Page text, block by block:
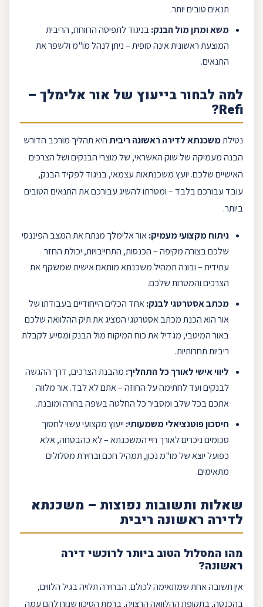
תנאים טובים יותר.
משא ומתן מול הבנק:בניגוד לתפיסה הרווחת, הריבית
המוצעת ראשונית אינה סופית – ניתן לנהל מו"מ ולשפר את
התנאים.
למה לבחור בייעוץ של אור אלימלך –
Refi
?
נטילתמשכנתא לדירה ראשונה ריביתהיא תהליך מורכב הדורש
הבנה מעמיקה של שוק האשראי, של מוצרי הבנקים ושל הצרכים
האישיים שלכם. יועץ משכנתאות עצמאי, בניגוד לפקיד הבנק,
עובד עבורכם בלבד – ומטרתו להשיג עבורכם את התנאים הטובים
ביותר.
ניתוח מקצועי מעמיק:אור אלימלך מנתח את המצב הפיננסי
שלכם בצורה מקיפה – הכנסות, התחייבויות, יכולת החזר
עתידית – ובונהתמהיל משכנתאמותאם אישית שמשקף את
הצרכים והמטרות שלכם.
מכתב אסטרטגי לבנק:אחד הכלים הייחודיים בעבודתו של
אור הוא הכנת מכתב אסטרטגי המציג את תיק ההלוואה שלכם
באור המיטבי, מגדיל את כוח המיקוח מול הבנק ומסייע לקבלת
ריביות תחרותיות.
ליווי אישי לאורך כל התהליך: מהבנת הצרכים, דרך ההגשה
לבנקים ועד לחתימה על החוזה – אתם לא לבד. אור מלווה
אתכם בכל שלב ומסביר כל החלטה בשפה ברורה ומובנת.
חיסכוןפוטנציאלי משמעותי: ייעוץ מקצועי עשוי לחסוך
סכומים ניכרים לאורך חיי המשכנתא – לא כהבטחה, אלא
כפועל יוצא של מו"מ נכון, תמהיל חכם ובחירת מסלולים
מתאימים.
שאלות ותשובות נפוצות – משכנתא
לדירה ראשונה ריבית
מהו המסלול הטוב ביותר לרוכשי דירה
ראשונה?
אין תשובה אחת שמתאימה לכולם. הבחירה תלויה בגיל הלווים,
בהכנסה, בתקופת ההלוואה הרצויה, ברמת הסיכון שנוח להם עמה